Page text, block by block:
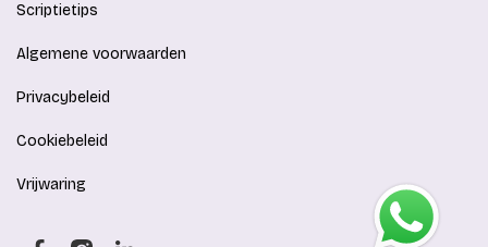
Scriptietips
Algemene voorwaarden
Privacybeleid
Cookiebeleid
Vrijwaring